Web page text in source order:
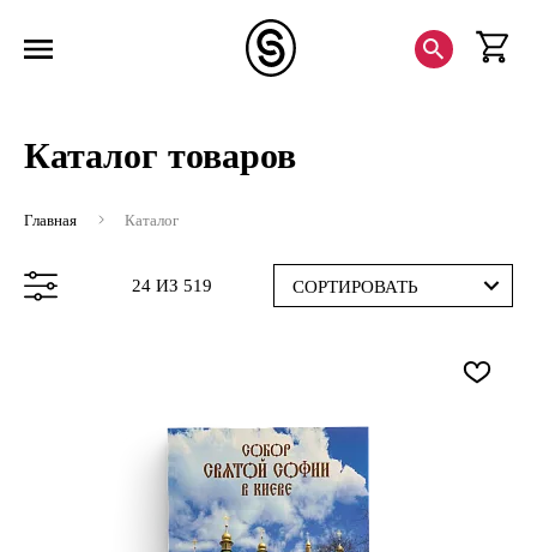
Каталог товаров
Главная Каталог
24 ИЗ 519 СОРТИРОВАТЬ